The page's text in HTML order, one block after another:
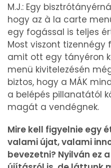
M.J.: Egy
hogy az à la carte
egy fogással is teljes
Most viszont
amit ott egy tányéron
menü kivitelezésén
biztos, hogy a MÁK
a belépés pillanatától
magát a vendégnek.
Mire kell figyelnie egy
valami újat, valami
bevezetni? Nyilván ez